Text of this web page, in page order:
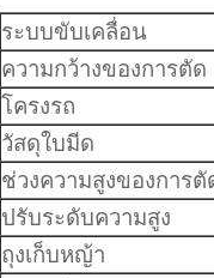
ระบบขับเคลื่อน
ความกว้างของการตัด
โครงรถ
วัสดุใบมีด
ช่วงความสูงของการตั
ปรับระดับความสูง
ถุงเก็บหญ้า